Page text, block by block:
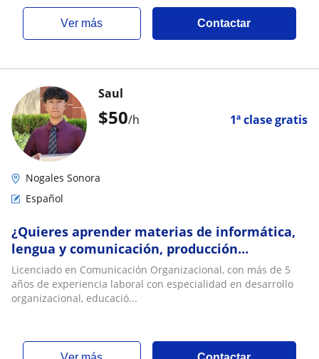
ver más Contactar
$50/h 1ª clase gratis
Saul
Nogales Sonora
Español
¿Quieres aprender materias de informática,
lengua y comunicación, producción
multimedia y animación 2D y 3D?
Licenciado en Comunicación Organizacional, con más de 5
años de experiencia laboral con especialidad en desarrollo
organizacional, educació...